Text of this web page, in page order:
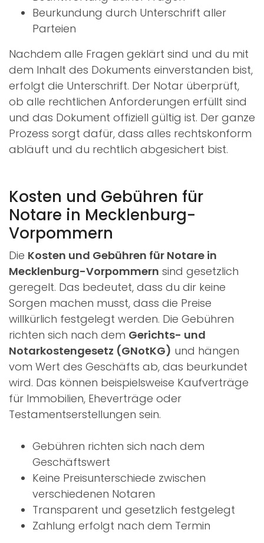
Beurkundung durch Unterschrift aller
Parteien
Nachdem alle Fragen geklärt sind und du mit
dem Inhalt des Dokuments einverstanden bist,
erfolgt die Unterschrift. Der Notar überprüft,
ob alle rechtlichen Anforderungen erfüllt sind
und das Dokument offiziell gültig ist. Der ganze
Prozess sorgt dafür, dass alles rechtskonform
abläuft und du rechtlich abgesichert bist.
Kosten und Gebühren für
Notare in Mecklenburg-
Vorpommern
Die Kosten und Gebühren für Notare in
Mecklenburg-Vorpommern sind gesetzlich
geregelt. Das bedeutet, dass du dir keine
Sorgen machen musst, dass die Preise
willkürlich festgelegt werden. Die Gebühren
richten sich nach dem Gerichts- und
Notarkostengesetz (GNotKG) und hängen
vom Wert des Geschäfts ab, das beurkundet
wird. Das können beispielsweise Kaufverträge
für Immobilien, Eheverträge oder
Testamentserstellungen sein.
Gebühren richten sich nach dem
Geschäftswert
Keine Preisunterschiede zwischen
verschiedenen Notaren
Transparent und gesetzlich festgelegt
Zahlung erfolgt nach dem Termin